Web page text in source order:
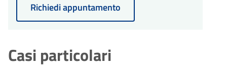
Richiedi appuntamento
Casi particolari